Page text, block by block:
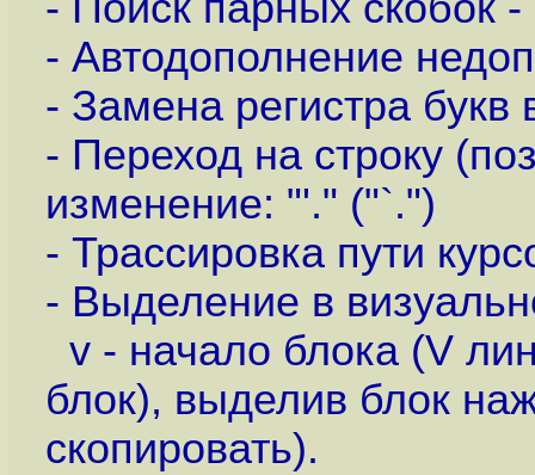
- Автодополнение
- Замена регистра
- Переход на строку
изменение: "'." ("`.")
- Трассировка пути
- Выделение в
v - начало блока (V
блок), выделив блок
скопировать).